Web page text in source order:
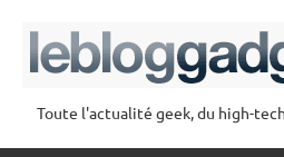
contenu
lebloggadget
Toute l'actualité geek, du high-